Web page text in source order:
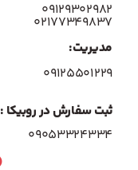
۰۹۱۲۹۳۰۲۹۸۲
۰۲۱۷۷۳۴۹۸۳۷
مدیریت:
۰۹۱۲۵۵۰۱۲۲۹
ثبت سفارش در روبیکا :
09053324334